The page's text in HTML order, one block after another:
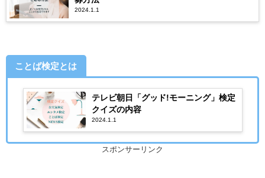
2024.1.1
ことば検定とは
テレビ朝日「グッド!モーニング」検定
クイズの内容
2024.1.1
スポンサーリンク